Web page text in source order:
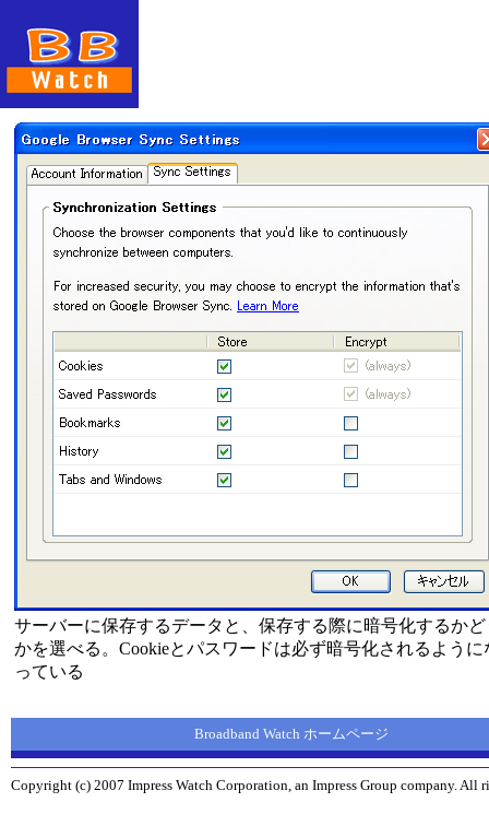
サーバーに保存するデータと、保存する際に暗号化するかど
かを選べる。Cookieとパスワードは必ず暗号化されるように
っている
Broadband Watch ホームページ
Copyright (c) 2007 Impress Watch Corporation, an Impress Group company. All